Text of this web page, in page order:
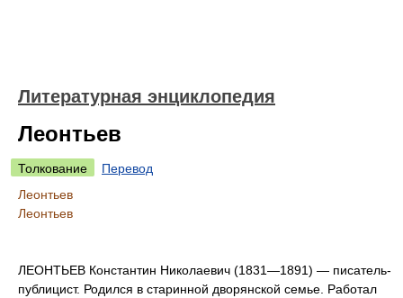
Литературная энциклопедия
Леонтьев
Толкование
Перевод
Леонтьев
Леонтьев
ЛЕОНТЬЕВ Константин Николаевич (1831—1891) — писатель-
публицист. Родился в старинной дворянской семье. Работал